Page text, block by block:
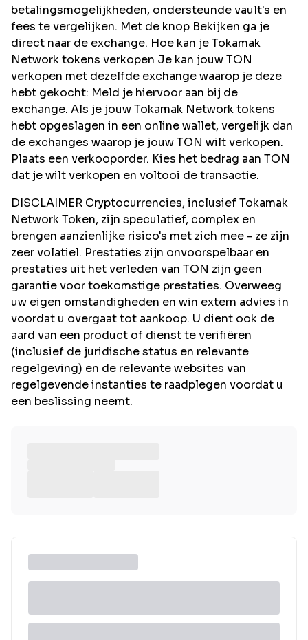
betalingsmogelijkheden, ondersteunde vault's en
fees te vergelijken. Met de knop Bekijken ga je
direct naar de exchange. Hoe kan je Tokamak
Network tokens verkopen Je kan jouw TON
verkopen met dezelfde exchange waarop je deze
hebt gekocht: Meld je hiervoor aan bij de
exchange. Als je jouw Tokamak Network tokens
hebt opgeslagen in een online wallet, vergelijk dan
de exchanges waarop je jouw TON wilt verkopen.
Plaats een verkooporder. Kies het bedrag aan TON
dat je wilt verkopen en voltooi de transactie.
DISCLAIMER Cryptocurrencies, inclusief Tokamak
Network Token, zijn speculatief, complex en
brengen aanzienlijke risico's met zich mee - ze zijn
zeer volatiel. Prestaties zijn onvoorspelbaar en
prestaties uit het verleden van TON zijn geen
garantie voor toekomstige prestaties. Overweeg
uw eigen omstandigheden en win extern advies in
voordat u overgaat tot aankoop. U dient ook de
aard van een product of dienst te verifiëren
(inclusief de juridische status en relevante
regelgeving) en de relevante websites van
regelgevende instanties te raadplegen voordat u
een beslissing neemt.